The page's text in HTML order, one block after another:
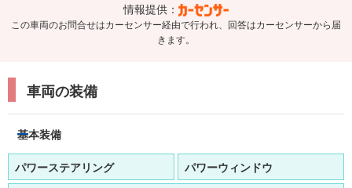
情報提供：
この車両のお問合せはカーセンサー経由で行われ、回答はカーセンサーから届
きます。
車両の装備
基本装備
パワーステアリング
パワーウィンドウ